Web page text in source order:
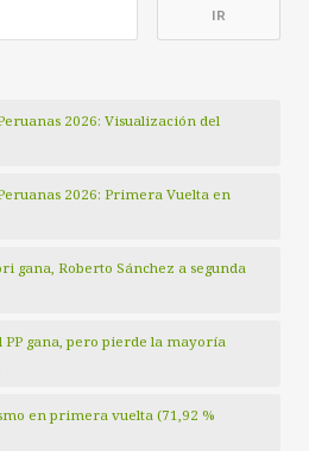
2026: Visualización del
2026: Primera Vuelta en
gana, Roberto Sánchez a segunda
PP gana, pero pierde la mayoría
en primera vuelta (71,92 %